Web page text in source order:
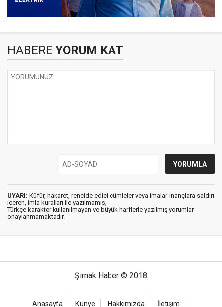
HABERE YORUM KAT
UYARI: Küfür, hakaret, rencide edici cümleler veya imalar, inançlara saldırı
içeren, imla kuralları ile yazılmamış,
Türkçe karakter kullanılmayan ve büyük harflerle yazılmış yorumlar
onaylanmamaktadır.
Şırnak Haber © 2018
Anasayfa Künye Hakkımızda İletişim